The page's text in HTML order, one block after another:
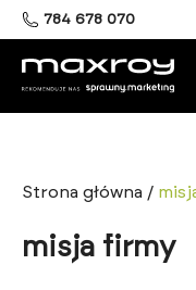
784 678 070
Strona główna /
misja firmy